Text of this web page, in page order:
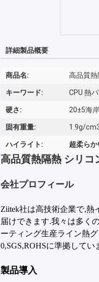
詳細製品概要
商品名: 高品質熱
キーワード: CPU 熱
硬さ: 20±5海
固有重量: 1.9g/
ハイライト: 超柔ら
高品質熱隔熱 シリコ
会社プロフィール
Ziitek社は高技術企業で,熱
届けできます.我々は多く
ーティング生産ライン熱
0,SGS,ROHSに準拠してい
製品導入